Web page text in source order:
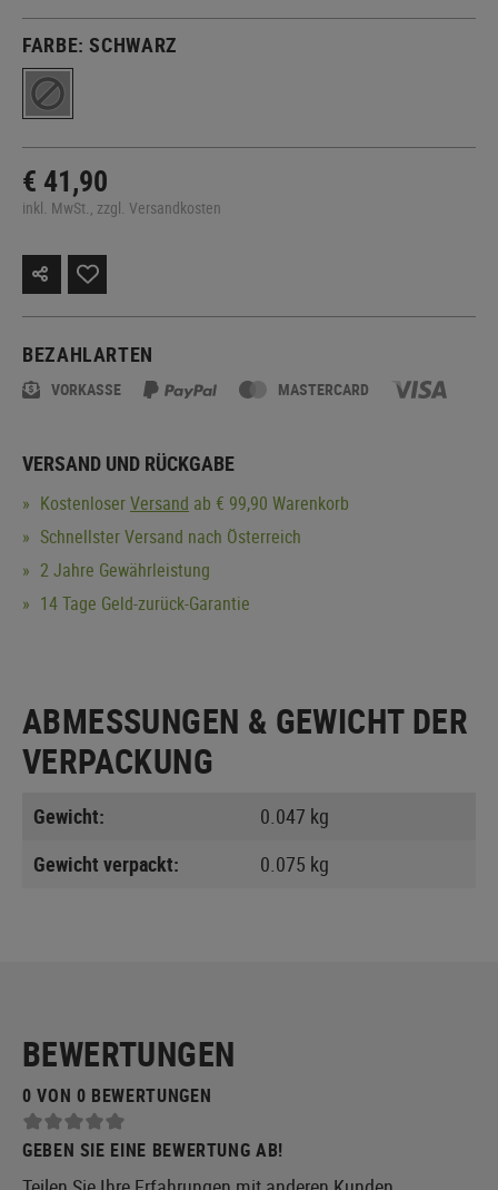
FARBE:SCHWARZ
€ 41,90
inkl. MwSt., zzgl. Versandkosten
BEZAHLARTEN
VORKASSE MASTERCARD
VERSAND UND RÜCKGABE
KostenloserVersand ab € 99,90 Warenkorb
Schnellster Versand nach Österreich
2 Jahre Gewährleistung
14 Tage Geld-zurück-Garantie
ABMESSUNGEN & GEWICHT DER
VERPACKUNG
Gewicht:
0.047 kg
Gewicht verpackt:
0.075 kg
BEWERTUNGEN
0 VON 0 BEWERTUNGEN
GEBEN SIE EINE BEWERTUNG AB!